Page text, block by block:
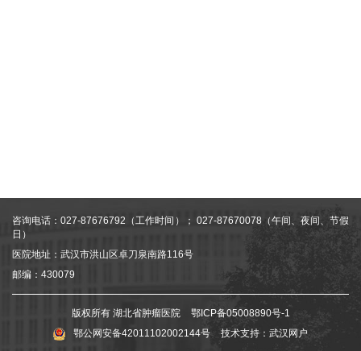
咨询电话：027-87676792（工作时间）； 027-87670078（午间、夜间、节假
日）
医院地址：武汉市洪山区卓刀泉南路116号
邮编：430079
版权所有 湖北省肿瘤医院
鄂ICP备05008890号-1
鄂公网安备42011102002144号
技术支持： 武汉网户